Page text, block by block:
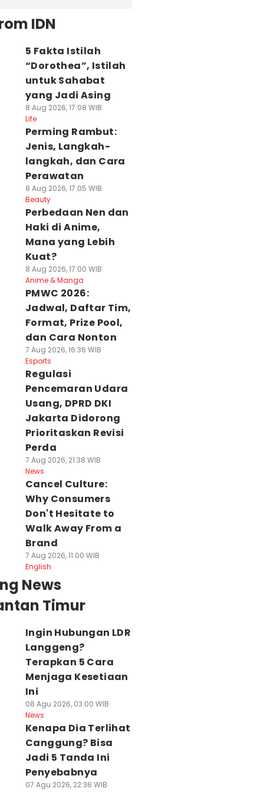
IDN
5 Fakta Istilah
“Dorothea”, Istilah
untuk Sahabat
yang Jadi Asing
8 Aug 2026, 17:08 WIB
Life
Perming Rambut:
Jenis, Langkah-
langkah, dan Cara
Perawatan
8 Aug 2026, 17:05 WIB
Beauty
Perbedaan Nen dan
Haki di Anime,
Mana yang Lebih
Kuat?
8 Aug 2026, 17:00 WIB
Anime & Manga
PMWC 2026:
Jadwal, Daftar Tim,
Format, Prize Pool,
dan Cara Nonton
7 Aug 2026, 16:36 WIB
Esports
Regulasi
Pencemaran Udara
Usang, DPRD DKI
Jakarta Didorong
Prioritaskan Revisi
Perda
7 Aug 2026, 21:38 WIB
News
Cancel Culture:
Why Consumers
Don't Hesitate to
Walk Away From a
Brand
7 Aug 2026, 11:00 WIB
English
News
Timur
Ingin Hubungan LDR
Langgeng?
Terapkan 5 Cara
Menjaga Kesetiaan
Ini
08 Agu 2026, 03:00 WIB
News
Kenapa Dia Terlihat
Canggung? Bisa
Jadi 5 Tanda Ini
Penyebabnya
07 Agu 2026, 22:36 WIB